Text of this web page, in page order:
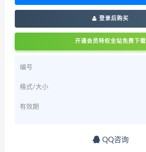
登录后购买
开通会员特权全站免费下载
编号
格式/大小
有效期
QQ咨询